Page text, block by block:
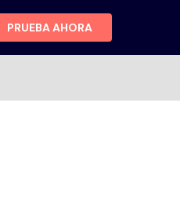
PRUEBA AHORA